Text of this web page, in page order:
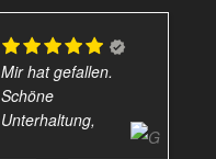
Mir hat gefallen.
Schöne
Unterhaltung,